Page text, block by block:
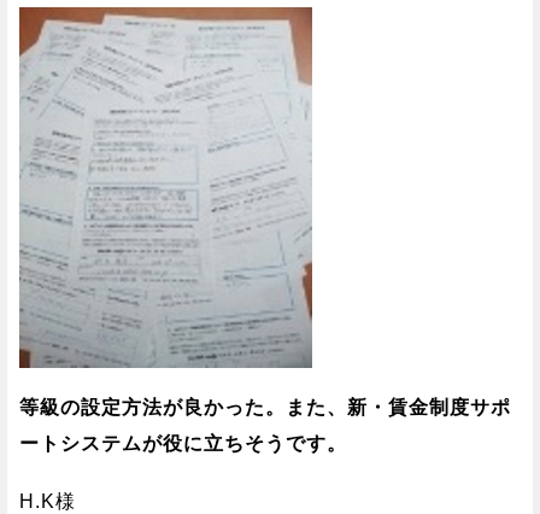
等級の設定方法が良かった。また、新・賃金制度サポ
ートシステムが役に立ちそうです。
H.K様